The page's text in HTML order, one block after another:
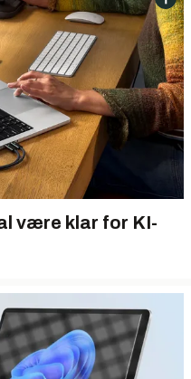
være klar for KI-